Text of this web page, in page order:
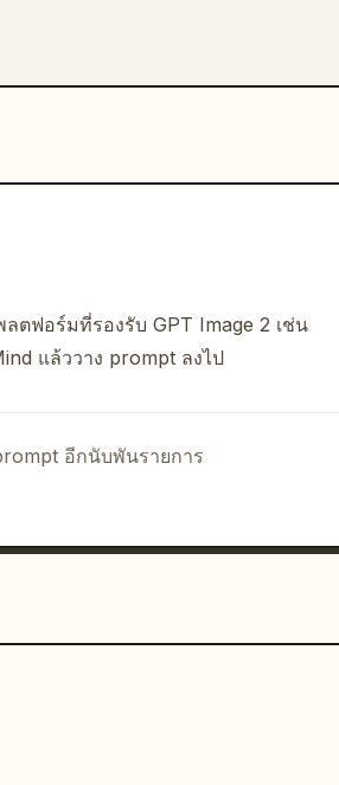
ลตฟอร์มที่รองรับ GPT Image 2 เช่น
แล้ววาง prompt ลงไป
อีกนับพันรายการ